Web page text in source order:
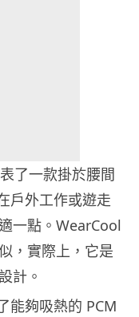
了一款掛於腰間
戶外工作或遊走
一點。WearCool
，實際上，它是
計。
能夠吸熱的 PCM